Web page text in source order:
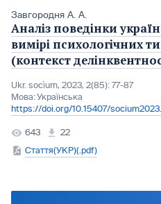
Завгородня А. А.
Аналіз поведінки
вимірі психологічних
(контекст
Ukr. socìum, 2023, 2(85): 77-87
Мова:Українська
https://doi.org/10.15407/
643
22
Стаття(УКР)(.pdf)